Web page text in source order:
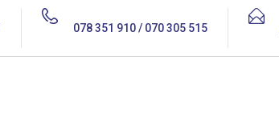
078 351 910 / 070 305 515